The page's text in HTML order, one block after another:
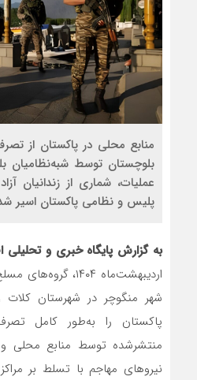
منابع محلی در پاکستان از
بلوچستان توسط شبه‌نظامیان
عملیات، شماری از زندانیان
پلیس و نظامی پاکستان اسیر
به گزارش پایگاه خبری و تحلیلی
اردیبهشت‌ماه ۱۴۰۴،
شهر منگوچر در شهرستان کلات
پاکستان را به‌طور کامل
منتشرشده توسط منابع محلی و
نیروهای مهاجم با تسلط بر